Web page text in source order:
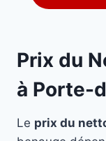
Prix du
à Porte-
Le prix du